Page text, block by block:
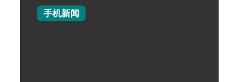
手机新闻